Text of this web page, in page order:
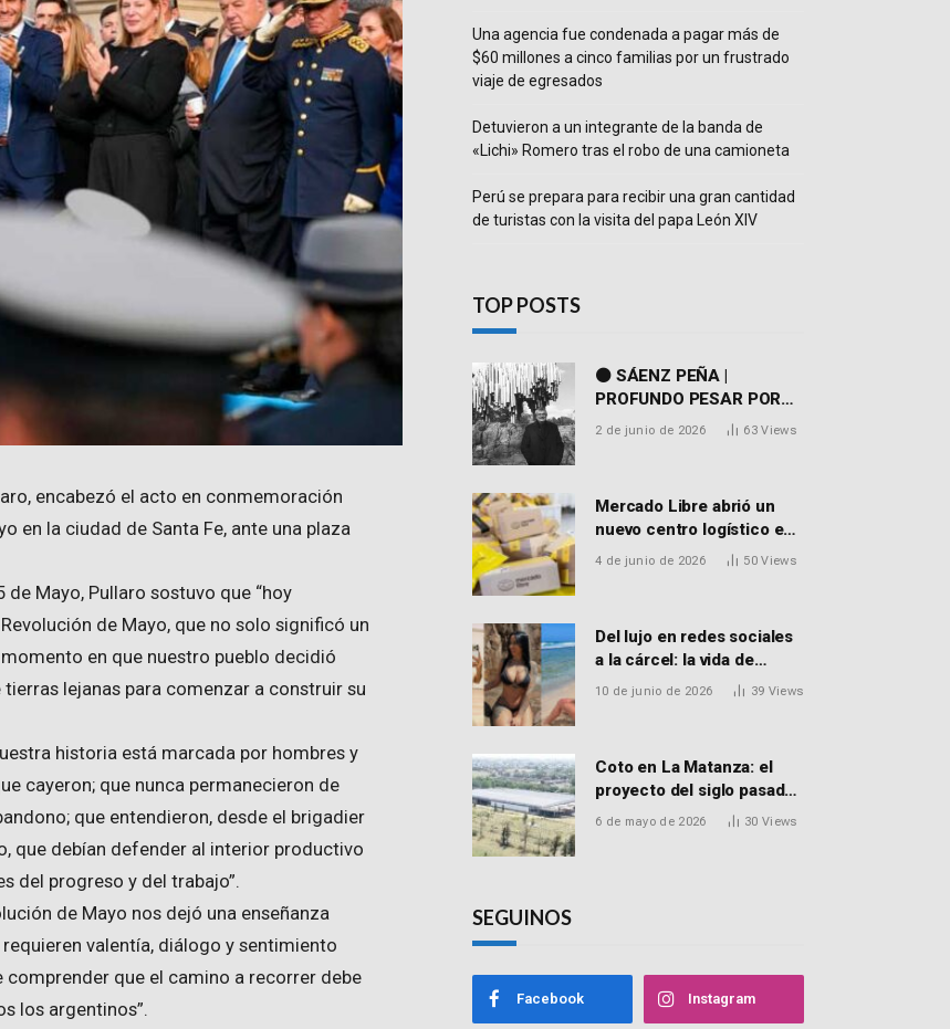
encabezó el acto en conmemoración
en la ciudad de Santa Fe, ante una plaza
Mayo, Pullaro sostuvo que “hoy
de Mayo, que no solo significó un
en que nuestro pueblo decidió
lejanas para comenzar a construir su
historia está marcada por hombres y
cayeron; que nunca permanecieron de
que entendieron, desde el brigadier
que debían defender al interior productivo
del progreso y del trabajo”.
de Mayo nos dejó una enseñanza
valentía, diálogo y sentimiento
comprender que el camino a recorrer debe
los argentinos”.
Una agencia fue condenada a pagar más de
$60 millones a cinco familias por un frustrado
viaje de egresados
Detuvieron a un integrante de la banda de
«Lichi» Romero tras el robo de una camioneta
Perú se prepara para recibir una gran cantidad
de turistas con la visita del papa León XIV
TOP POSTS
⚫ SÁENZ PEÑA |
PROFUNDO PESAR POR
EL FALLECIMIENTO DEL
2 de junio de 2026 63Views
Mercado Libre abrió un
nuevo centro logístico en
Don Torcuato que
4 de junio de 2026 50Views
Del lujo en redes sociales
a la cárcel: la vida de
Macarena Distéfano, la
10 de junio de 2026 39 Views
Coto en La Matanza: el
proyecto del siglo pasado
que recibió el aval de la
6 de mayo de 2026 30 Views
SEGUINOS
Facebook Instagram